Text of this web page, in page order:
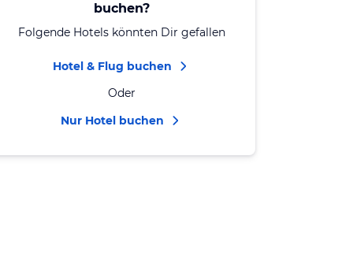
buchen?
Folgende Hotels könnten Dir gefallen
Hotel & Flug buchen
Oder
Nur Hotel buchen